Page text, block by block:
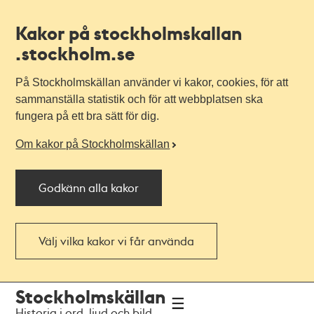
Kakor på stockholmskallan
.stockholm.se
På Stockholmskällan använder vi kakor, cookies, för att
sammanställa statistik och för att webbplatsen ska
fungera på ett bra sätt för dig.
Om kakor på Stockholmskällan
Godkänn alla kakor
Välj vilka kakor vi får använda
navigationen
huvudinnehållet
Stockholmskällan